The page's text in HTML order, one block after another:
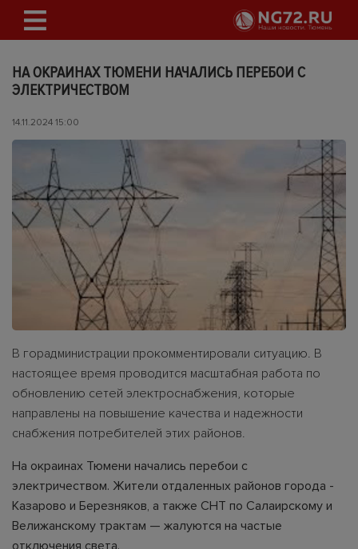
НА ОКРАИНАХ ТЮМЕНИ НАЧАЛИСЬ ПЕРЕБОИ С
ЭЛЕКТРИЧЕСТВОМ
14.11.2024 15:00
В горадминистрации прокомментировали ситуацию. В
настоящее время проводится масштабная работа по
обновлению сетей электроснабжения, которые
направлены на повышение качества и надежности
снабжения потребителей этих районов.
На окраинах Тюмени начались перебои с
электричеством. Жители отдаленных районов города -
Казарово и Березняков, а также СНТ по Салаирскому и
Велижанскому трактам — жалуются на частые
отключения света.